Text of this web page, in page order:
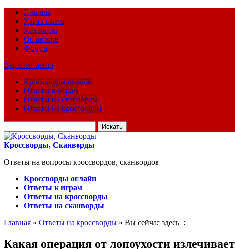
Главная
Карта сайта
Контакты
Об авторе
Форум
Верхнее меню
Кроссворды онлайн
Ответы к играм
Ответы на сканворды
Ответы на кроссворды
для:
Кроссворды, Сканворды
Ответы на вопросы кроссвордов, сканвордов
Кроссворды онлайн
Ответы к играм
Ответы на кроссворды
Ответы на сканворды
Главная » Ответы на кроссворды » Вы сейчас здесь :
Какая операция от лопоухости излечивает